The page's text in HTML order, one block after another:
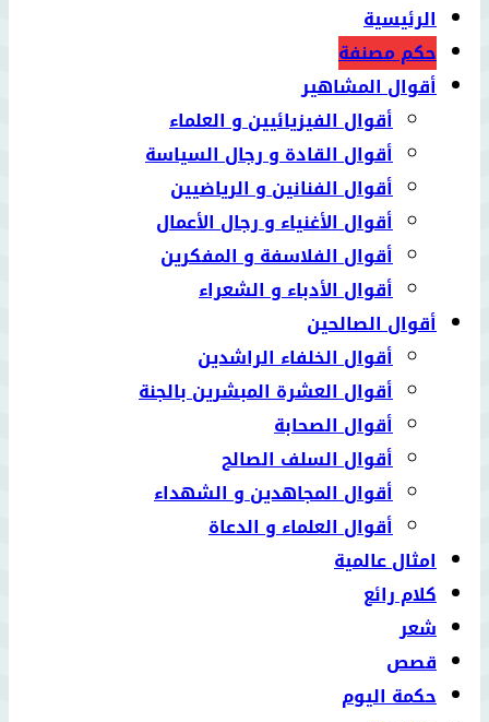
الرئيسية
حكم مصنفة
أقوال المشاهير
أقوال الفيزيائيين و العلماء
أقوال القادة و رجال السياسة
أقوال الفنانين و الرياضيين
أقوال الأغنياء و رجال الأعمال
أقوال الفلاسفة و المفكرين
أقوال الأدباء و الشعراء
أقوال الصالحين
أقوال الخلفاء الراشدين
أقوال العشرة المبشرين بالجنة
أقوال الصحابة
أقوال السلف الصالح
أقوال المجاهدين و الشهداء
أقوال العلماء و الدعاة
امثال عالمية
كلام رائع
شعر
قصص
حكمة اليوم